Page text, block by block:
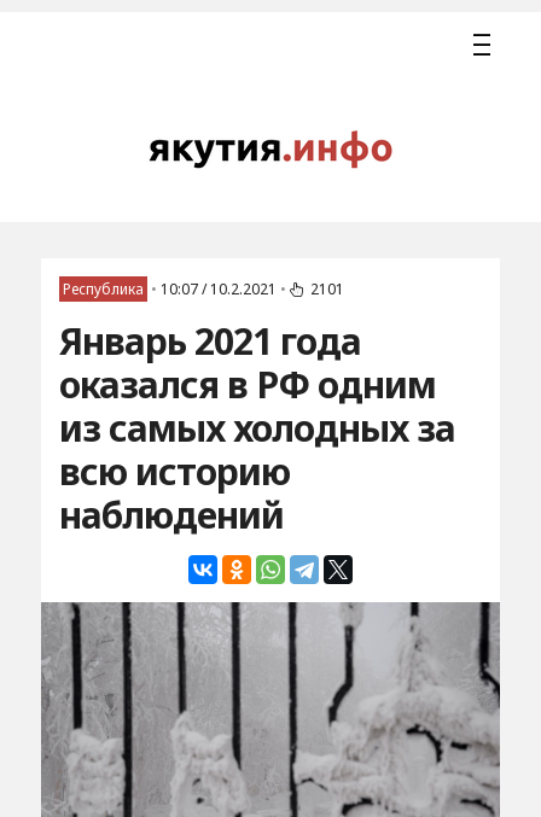
Республика • 10:07 / 10.2.2021 • 2101
Январь 2021 года
оказался в РФ одним
из самых холодных за
всю историю
наблюдений